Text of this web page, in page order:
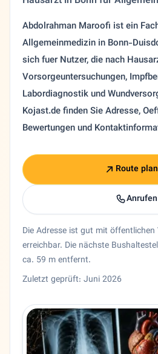
Abdolrahman Maroofi ist ein
Allgemeinmedizin in Bonn-
sich fuer Nutzer, die nach
Vorsorgeuntersuchungen,
Labordiagnostik und
Kojast.de finden Sie Adresse,
Bewertungen und
Route
Anrufen
Die Adresse ist gut mit
erreichbar. Die nächste
ca. 59 m entfernt.
Zuletzt geprüft: Juni 2026
Allgemeinarzt Dr.
Bundesland
Nordrhein-Westfalen